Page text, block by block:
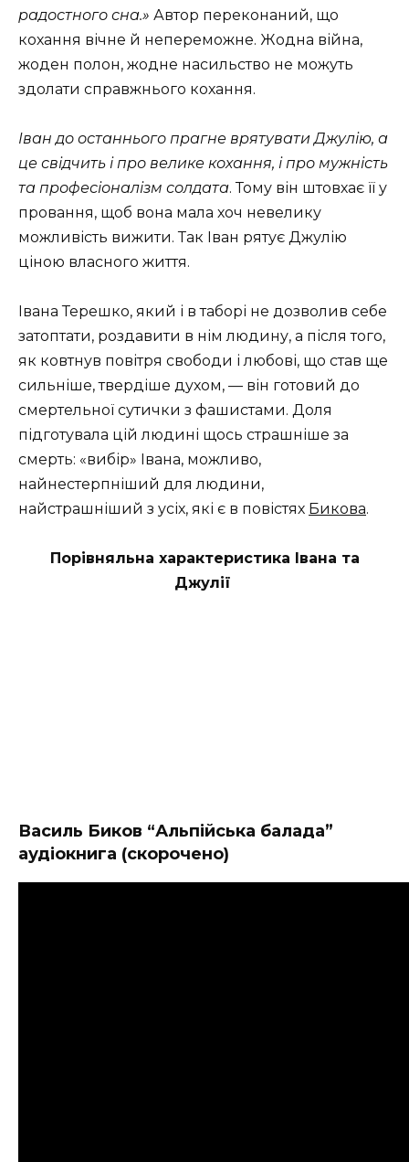
радостного сна.» Автор переконаний, що
кохання вічне й непереможне. Жодна війна,
жоден полон, жодне насильство не можуть
здолати справжнього кохання.
Іван до останнього прагне врятувати Джулію, а
це свідчить і про велике кохання, і про мужність
та професіоналізм солдата. Тому він штовхає її у
провання, щоб вона мала хоч невелику
можливість вижити. Так Іван рятує Джулію
ціною власного життя.
Івана Терешко, який і в таборі не дозволив себе
затоптати, роздавити в нім людину, а після того,
як ковтнув повітря свободи і любові, що став ще
сильніше, твердіше духом, — він готовий до
смертельної сутички з фашистами. Доля
підготувала цій людині щось страшніше за
смерть: «вибір» Івана, можливо,
найнестерпніший для людини,
найстрашніший з усіх, які є в повістях Бикова.
Порівняльна характеристика Івана та
Джулії
Василь Биков “Альпійська балада”
аудіокнига (скорочено)